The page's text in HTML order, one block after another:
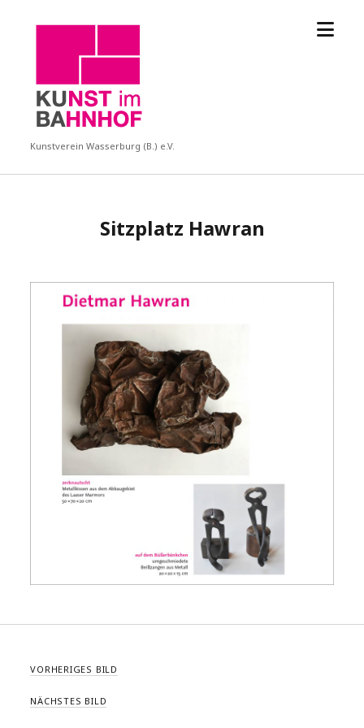
KUBA
Kunstverein Wasserburg (B.) e.V.
Menü
Sitzplatz Hawran
VORHERIGES BILD
NÄCHSTES BILD